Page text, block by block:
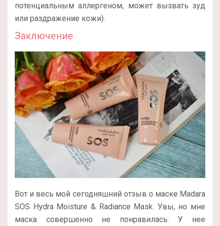
потенциальным аллергеном, может вызвать зуд
или раздражение кожи).
Заключение
Вот и весь мой сегодняшний отзыв о маске Madara
SOS Hydra Moisture & Radiance Mask. Увы, но мне
маска совершенно не понравилась. У нее